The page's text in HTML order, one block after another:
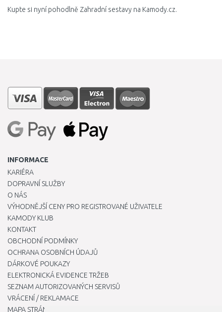
Kupte si nyní pohodlně Zahradní sestavy na Kamody.cz.
INFORMACE
KARIÉRA
DOPRAVNÍ SLUŽBY
O NÁS
VÝHODNĚJŠÍ CENY PRO REGISTROVANÉ UŽIVATELE
KAMODY KLUB
KONTAKT
OBCHODNÍ PODMÍNKY
OCHRANA OSOBNÍCH ÚDAJŮ
DÁRKOVÉ POUKAZY
ELEKTRONICKÁ EVIDENCE TRŽEB
SEZNAM AUTORIZOVANÝCH SERVISŮ
VRÁCENÍ / REKLAMACE
MAPA STRÁNKY